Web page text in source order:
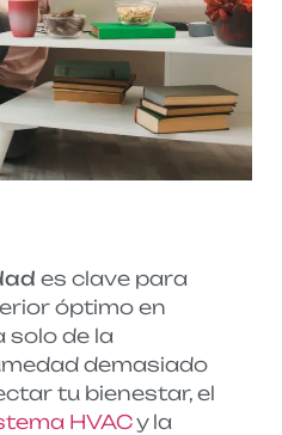
es clave para
óptimo en
solo de la
demasiado
tu bienestar, el
HVACy la